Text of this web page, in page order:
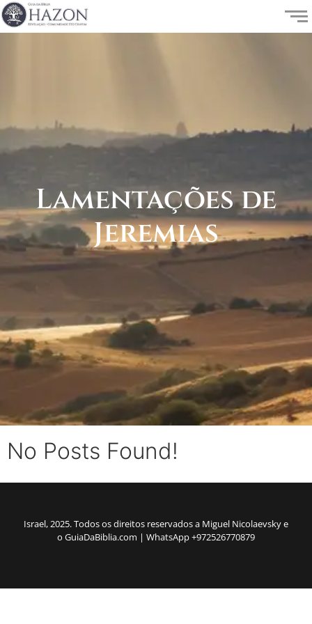
Lamentações de
Jeremias
No Posts Found!
Israel, 2025. Todos os direitos reservados a Miguel Nicolaevsky e
o GuiaDaBiblia.com | WhatsApp +972526770879